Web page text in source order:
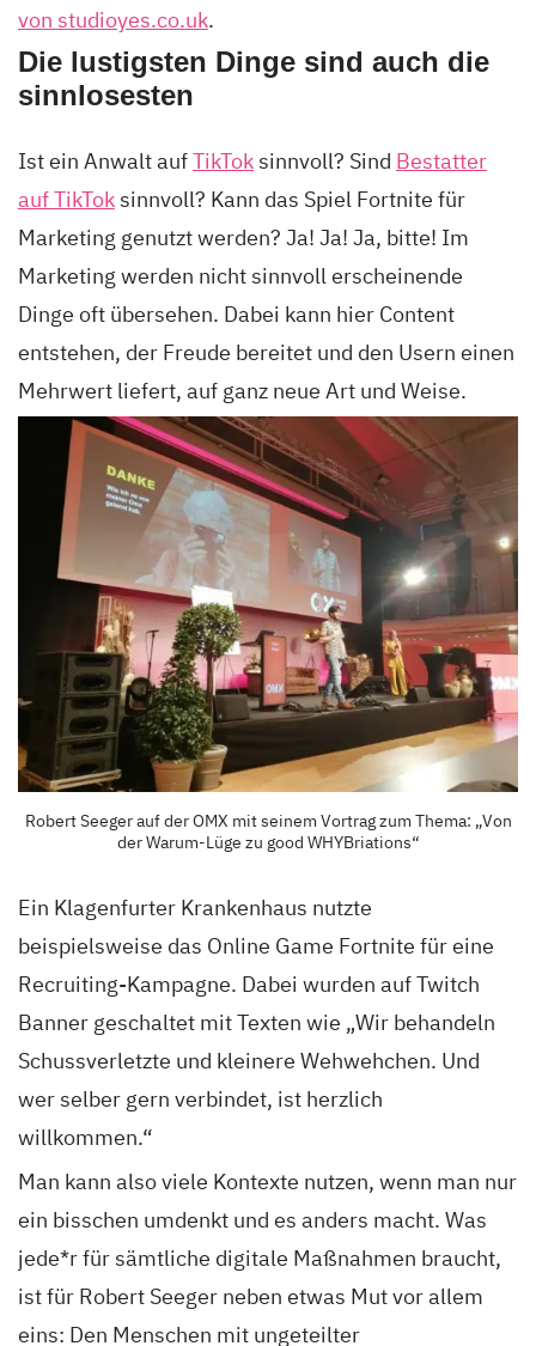
von studioyes.co.uk.
Die lustigsten Dinge sind auch die
sinnlosesten
Ist ein Anwalt aufTikToksinnvoll? Sind Bestatter
auf TikToksinnvoll? Kann das Spiel Fortnite für
Marketing genutzt werden? Ja! Ja! Ja, bitte! Im
Marketing werden nicht sinnvoll erscheinende
Dinge oft übersehen. Dabei kann hier Content
entstehen, der Freude bereitet und den Usern einen
Mehrwert liefert, auf ganz neue Art und Weise.
Robert Seeger auf der OMX mit seinem Vortrag zum Thema: „Von
der Warum-Lüge zu good WHYBriations“
Ein Klagenfurter Krankenhaus nutzte
beispielsweise das Online Game Fortnite für eine
Recruiting-Kampagne. Dabei wurden auf Twitch
Banner geschaltet mit Texten wie „Wir behandeln
Schussverletzte und kleinere Wehwehchen. Und
wer selber gern verbindet, ist herzlich
willkommen.“
Man kann also viele Kontexte nutzen, wenn man nur
ein bisschen umdenkt und es anders macht. Was
jede*r für sämtliche digitale Maßnahmen braucht,
ist für Robert Seeger neben etwas Mut vor allem
eins: Den Menschen mit ungeteilter